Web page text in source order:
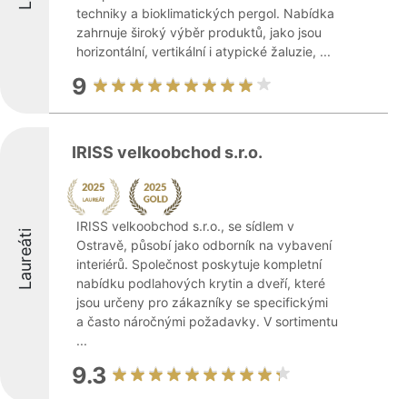
techniky a bioklimatických pergol. Nabídka
zahrnuje široký výběr produktů, jako jsou
horizontální, vertikální i atypické žaluzie, ...
9
Laureáti
IRISS velkoobchod s.r.o.
IRISS velkoobchod s.r.o., se sídlem v
Ostravě, působí jako odborník na vybavení
interiérů. Společnost poskytuje kompletní
nabídku podlahových krytin a dveří, které
jsou určeny pro zákazníky se specifickými
a často náročnými požadavky. V sortimentu
...
9.3